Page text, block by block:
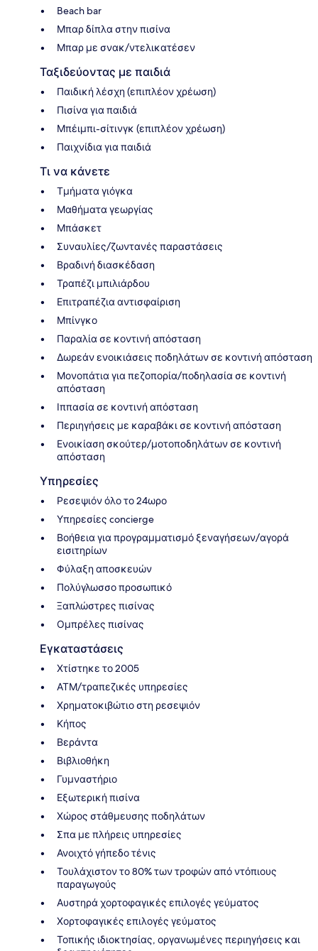
Beach bar
Μπαρ δίπλα στην πισίνα
Μπαρ με σνακ/ντελικατέσεν
Ταξιδεύοντας με παιδιά
Παιδική λέσχη (επιπλέον χρέωση)
Πισίνα για παιδιά
Μπέιμπι-σίτινγκ (επιπλέον χρέωση)
Παιχνίδια για παιδιά
Τι να κάνετε
Τμήματα γιόγκα
Μαθήματα γεωργίας
Μπάσκετ
Συναυλίες/ζωντανές παραστάσεις
Βραδινή διασκέδαση
Τραπέζι μπιλιάρδου
Επιτραπέζια αντισφαίριση
Μπίνγκο
Παραλία σε κοντινή απόσταση
Δωρεάν ενοικιάσεις ποδηλάτων σε κοντινή απόσταση
Μονοπάτια για πεζοπορία/ποδηλασία σε κοντινή
απόσταση
Ιππασία σε κοντινή απόσταση
Περιηγήσεις με καραβάκι σε κοντινή απόσταση
Ενοικίαση σκούτερ/μοτοποδηλάτων σε κοντινή
απόσταση
Υπηρεσίες
Ρεσεψιόν όλο το 24ωρο
Υπηρεσίες concierge
Βοήθεια για προγραμματισμό ξεναγήσεων/αγορά
εισιτηρίων
Φύλαξη αποσκευών
Πολύγλωσσο προσωπικό
Ξαπλώστρες πισίνας
Ομπρέλες πισίνας
Εγκαταστάσεις
Χτίστηκε το 2005
ΑΤΜ/τραπεζικές υπηρεσίες
Χρηματοκιβώτιο στη ρεσεψιόν
Κήπος
Βεράντα
Βιβλιοθήκη
Γυμναστήριο
Εξωτερική πισίνα
Χώρος στάθμευσης ποδηλάτων
Σπα με πλήρεις υπηρεσίες
Ανοιχτό γήπεδο τένις
Τουλάχιστον το 80% των τροφών από ντόπιους
παραγωγούς
Αυστηρά χορτοφαγικές επιλογές γεύματος
Χορτοφαγικές επιλογές γεύματος
Τοπικής ιδιοκτησίας, οργανωμένες περιηγήσεις και